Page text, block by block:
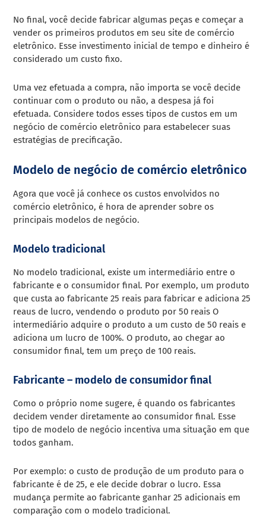
No final, você decide fabricar algumas peças e começar a
vender os primeiros produtos em seu site de comércio
eletrônico. Esse investimento inicial de tempo e dinheiro é
considerado um custo fixo.
Uma vez efetuada a compra, não importa se você decide
continuar com o produto ou não, a despesa já foi
efetuada. Considere todos esses tipos de custos em um
negócio de comércio eletrônico para estabelecer suas
estratégias de precificação.
Modelo de negócio de comércio eletrônico
Agora que você já conhece os custos envolvidos no
comércio eletrônico, é hora de aprender sobre os
principais modelos de negócio.
Modelo tradicional
No modelo tradicional, existe um intermediário entre o
fabricante e o consumidor final. Por exemplo, um produto
que custa ao fabricante 25 reais para fabricar e adiciona 25
reaus de lucro, vendendo o produto por 50 reais O
intermediário adquire o produto a um custo de 50 reais e
adiciona um lucro de 100%. O produto, ao chegar ao
consumidor final, tem um preço de 100 reais.
Fabricante – modelo de consumidor final
Como o próprio nome sugere, é quando os fabricantes
decidem vender diretamente ao consumidor final. Esse
tipo de modelo de negócio incentiva uma situação em que
todos ganham.
Por exemplo: o custo de produção de um produto para o
fabricante é de 25, e ele decide dobrar o lucro. Essa
mudança permite ao fabricante ganhar 25 adicionais em
comparação com o modelo tradicional.